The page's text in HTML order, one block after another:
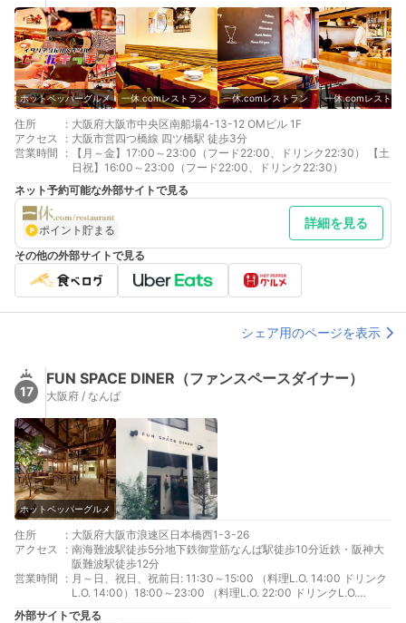
ホットペッパーグルメ 一休.comレストラン 一休.comレストラン 一休.comレストラ
住所 : 大阪府大阪市中央区南船場4-13-12 OMビル 1F
アクセス
: 大阪市営四つ橋線 四ツ橋駅 徒歩3分
営業時間
:
【月～金】17:00～23:00（フード22:00、ドリンク22:30） 【土
日祝】16:00～23:00（フード22:00、ドリンク22:30）
ネット予約可能な外部サイトで見る
ポイント貯まる 詳細を見る
その他の外部サイトで見る
シェア用のページを表示
17
FUN SPACE DINER（ファンスペースダイナー）
大阪府 / なんば
ホットペッパーグルメ
住所 : 大阪府大阪市浪速区日本橋西1-3-26
アクセス
: 南海難波駅徒歩5分地下鉄御堂筋なんば駅徒歩10分近鉄・阪神大
阪難波駅徒歩12分
営業時間
: 月～日、祝日、祝前日: 11:30～15:00 （料理L.O. 14:00 ドリンク
L.O. 14:00）18:00～23:00 （料理L.O. 22:00 ドリンクL.O.
22:00）
外部サイトで見る